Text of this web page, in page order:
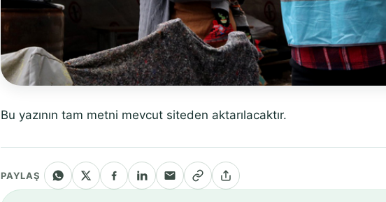
Bu yazının tam metni mevcut siteden aktarılacaktır.
PAYLAŞ